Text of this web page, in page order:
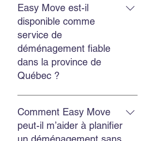
inclut la planification, le
chargement, le transport, le
déchargement et la protection des
biens, avec des options
d’emballage et d’entreposage.
Easy Move est-il
disponible comme
service de
déménagement fiable
dans la province de
Québec ?
Oui. Easy Move intervient partout
au Québec, y compris Montréal,
Châteauguay et plusieurs autres
régions.
Comment Easy Move
peut-il m’aider à planifier